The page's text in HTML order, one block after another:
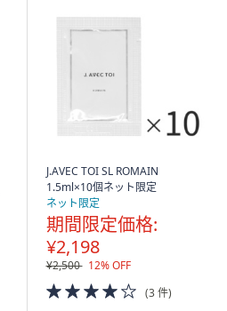
J.AVEC TOI SL ROMAIN
1.5ml×10個ネット限定
ネット限定
期間限定価格:
¥2,198
¥2,500 12% OFF
4.0
of
(3 件)